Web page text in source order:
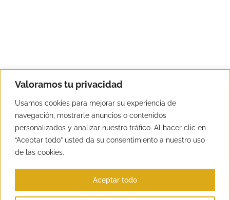
Valoramos tu privacidad
Usamos cookies para mejorar su experiencia de
navegación, mostrarle anuncios o contenidos
personalizados y analizar nuestro tráfico. Al hacer clic en
“Aceptar todo” usted da su consentimiento a nuestro uso
de las cookies.
Aceptar todo
Copyright Detuatu Formacion SL
Teléfonos de contacto: